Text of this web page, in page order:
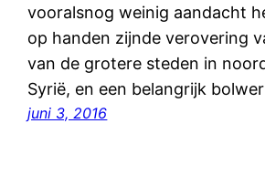
vooralsnog weinig aandacht
op handen zijnde verovering
van de grotere steden in
Syrië, en een belangrijk
juni 3, 2016